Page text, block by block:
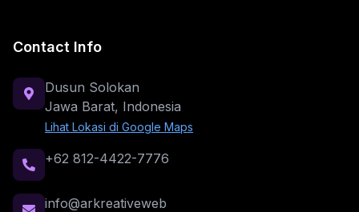
Contact Info
Dusun Solokan
Jawa Barat, Indonesia
Lihat Lokasi di Google Maps
+62 812-4422-7776
info@arkreativeweb